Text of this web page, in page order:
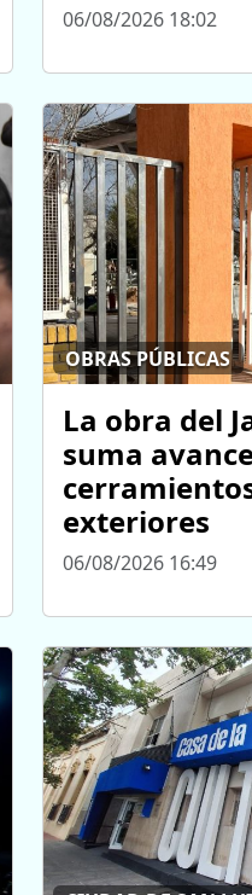
06/08/2026 18:02
OBRAS PÚBLICAS
La obra del
suma
exteriores
06/08/2026 16:49